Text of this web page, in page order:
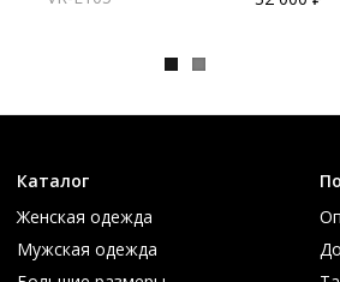
Каталог
Женская одежда
Мужская одежда